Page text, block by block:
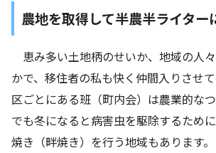
農地を取得して半農半ライター
恵み多い土地柄のせいか、地域の人
かで、移住者の私も快く仲間入りさせ
区ごとにある班（町内会）は農業的な
でも冬になると病害虫を駆除するため
焼き（畔焼き）を行う地域もあります